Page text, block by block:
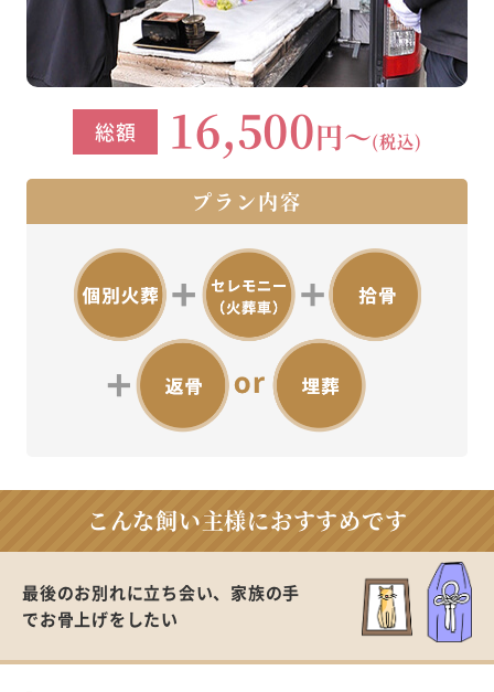
総額 16,500円～(税込)
プラン内容
こんな飼い主様におすすめです
最後のお別れに立ち会い、家族の手
でお骨上げをしたい